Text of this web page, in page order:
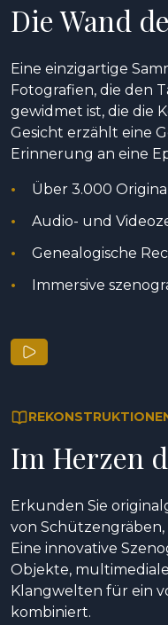
Die Wand
Eine einzigartige
Fotografien, die den
gewidmet ist, die die
Gesicht erzählt eine
Erinnerung an eine
Über 3.000
Audio- und
Genealogische
Immersive
Im Herzen
Erkunden Sie
von
Eine innovative
Objekte,
Klangwelten für ein
kombiniert.